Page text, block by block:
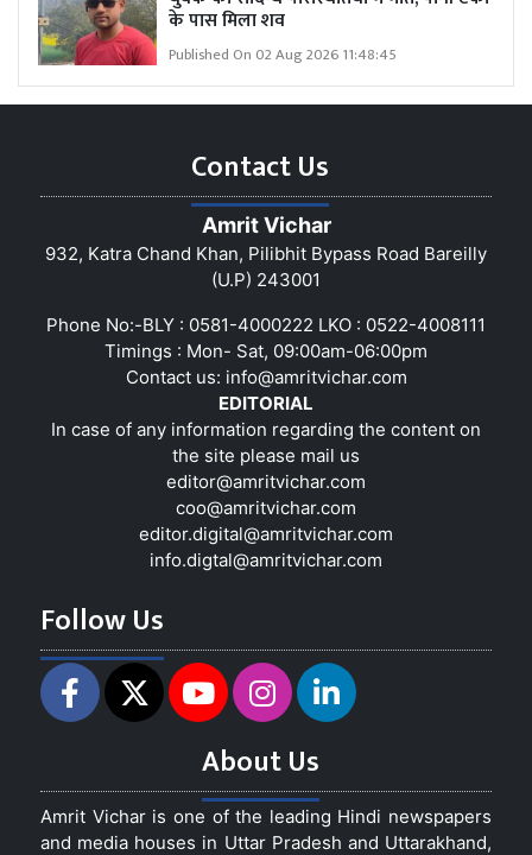
के पास मिला शव
Published On 02 Aug 2026 11:48:45
Contact Us
Amrit Vichar
932, Katra Chand Khan, Pilibhit Bypass Road Bareilly
(U.P) 243001
Phone No:-BLY : 0581-4000222 LKO : 0522-4008111
Timings : Mon- Sat, 09:00am-06:00pm
Contact us: info@amritvichar.com
EDITORIAL
In case of any information regarding the content on
the site please mail us
editor@amritvichar.com
coo@amritvichar.com
editor.digital@amritvichar.com
info.digtal@amritvichar.com
Follow Us
About Us
Amrit Vichar is one of the leading Hindi newspapers
and media houses in Uttar Pradesh and Uttarakhand,